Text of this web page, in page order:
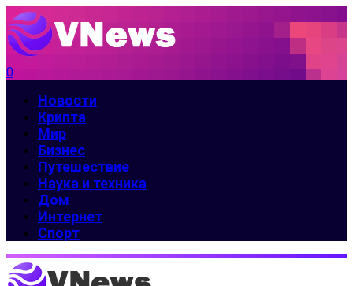
0
Новости
Крипта
Мир
Бизнес
Путешествие
Наука и техника
Дом
Интернет
Спорт